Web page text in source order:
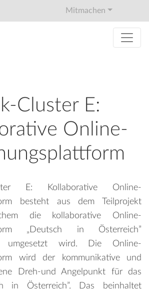
Mitmachen
Cluster E:
Online-
E: Kollaborative Online-
besteht aus dem Teilprojekt
die kollaborative Online-
„Deutsch in Österreich”
umgesetzt wird. Die Online-
wird der kommunikative und
Dreh-und Angelpunkt für das
in Österreich”. Das beinhaltet